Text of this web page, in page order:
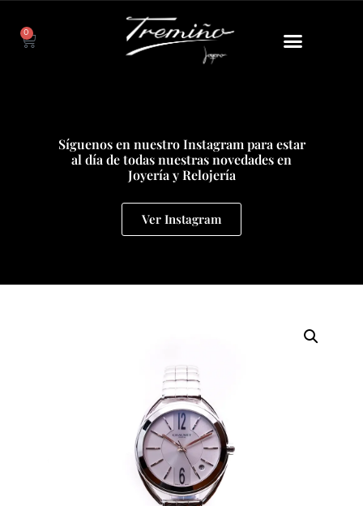
0
Síguenos en nuestro Instagram para estar
al día de todas nuestras novedades en
Joyería y Relojería
Ver Instagram